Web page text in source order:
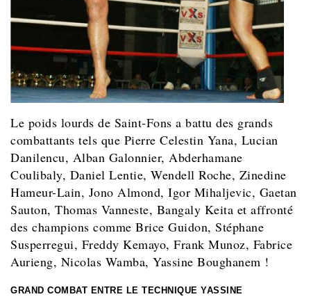
Le poids lourds de Saint-Fons a battu des grands
combattants tels que Pierre Celestin Yana, Lucian
Danilencu, Alban Galonnier, Abderhamane
Coulibaly, Daniel Lentie, Wendell Roche, Zinedine
Hameur-Lain, Jono Almond, Igor Mihaljevic, Gaetan
Sauton, Thomas Vanneste, Bangaly Keita et affronté
des champions comme Brice Guidon, Stéphane
Susperregui, Freddy Kemayo, Frank Munoz, Fabrice
Aurieng, Nicolas Wamba, Yassine Boughanem !
GRAND COMBAT ENTRE LE TECHNIQUE YASSINE